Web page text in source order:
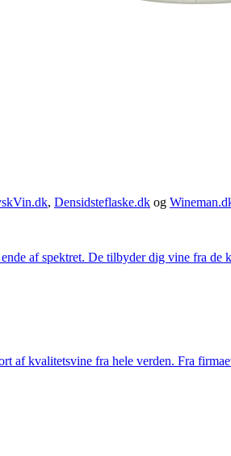
, Densidsteflaske.dk og
af spektret. De tilbyder dig vine fra de
af kvalitetsvine fra hele verden. Fra